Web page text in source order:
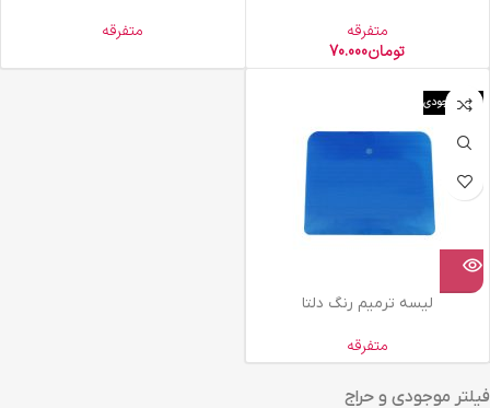
فیلتر موجودی و حراج
متفرقه
تومان70.000
متفرقه
اتمام موجودی
لیسه ترمیم رنگ دلتا
متفرقه